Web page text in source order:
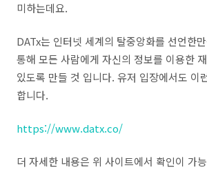
미하는데요.
DATx는 인터넷 세계의 탈중앙화를 선언한
통해 모든 사람에게 자신의 정보를 이용한
있도록 만들 것 입니다. 유저 입장에서도 이
합니다.
https://www.datx.co/
더 자세한 내용은 위 사이트에서 확인이 가